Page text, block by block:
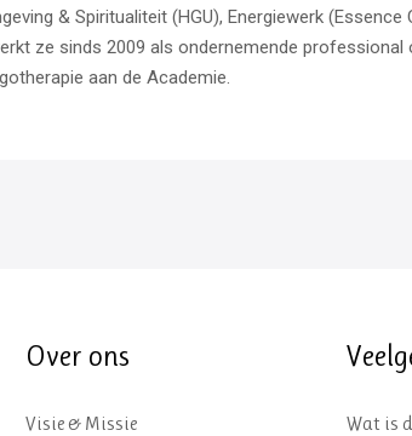
& Spiritualiteit (HGU), Energiewerk (Essence
ze sinds 2009 als ondernemende professional
aan de Academie.
Over ons
Visie & Missie
Wat is